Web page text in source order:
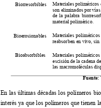
Biorresorbibles
Materiales poliméricos
son eliminados por vías
de la palabra
material polimérico.
Bioerosionables Materiales poliméricos
reabsorben en vivo,
Bioabsorbibles Materiales poliméricos
escisión de la cadena de
las macromoléculas
Fuente:
En las últimas décadas los polímeros bi
interés ya que los polímeros que tienen